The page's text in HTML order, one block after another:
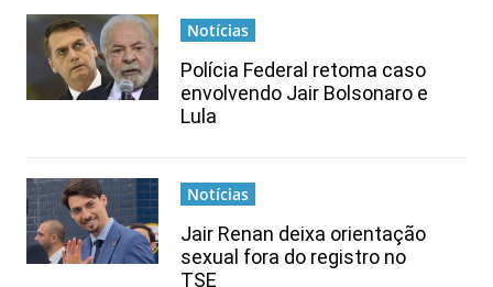
Notícias
Polícia Federal retoma caso
envolvendo Jair Bolsonaro e
Lula
Notícias
Jair Renan deixa orientação
sexual fora do registro no
TSE